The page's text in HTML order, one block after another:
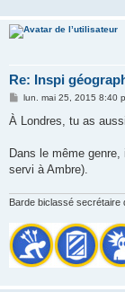
Re: Inspi
M
s
g
lun. mai 25, 2015 8:40
À Londres, tu as
Dans le même
servi à Ambre).
Barde biclassé secrétaire